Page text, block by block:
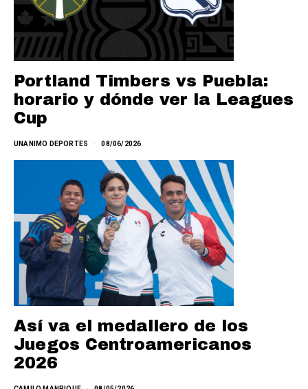
Portland Timbers vs Puebla:
horario y dónde ver la Leagues
Cup
UNANIMO DEPORTES 08/06/2026
Así va el medallero de los
Juegos Centroamericanos
2026